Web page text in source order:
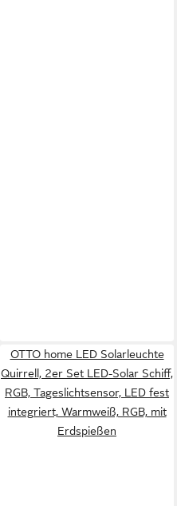
OTTO home LED Solarleuchte
Quirrell, 2er Set LED-Solar Schiff,
RGB, Tageslichtsensor, LED fest
integriert, Warmweiß, RGB, mit
Erdspießen